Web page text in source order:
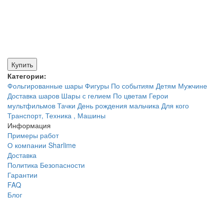
Купить
Категории:
Фольгированные шары Фигуры По событиям Детям Мужчине
Доставка шаров Шары с гелием По цветам Герои
мультфильмов Тачки День рождения мальчика Для кого
Транспорт, Техника , Машины
Информация
Примеры работ
О компании Sharlime
Доставка
Политика Безопасности
Гарантии
FAQ
Блог